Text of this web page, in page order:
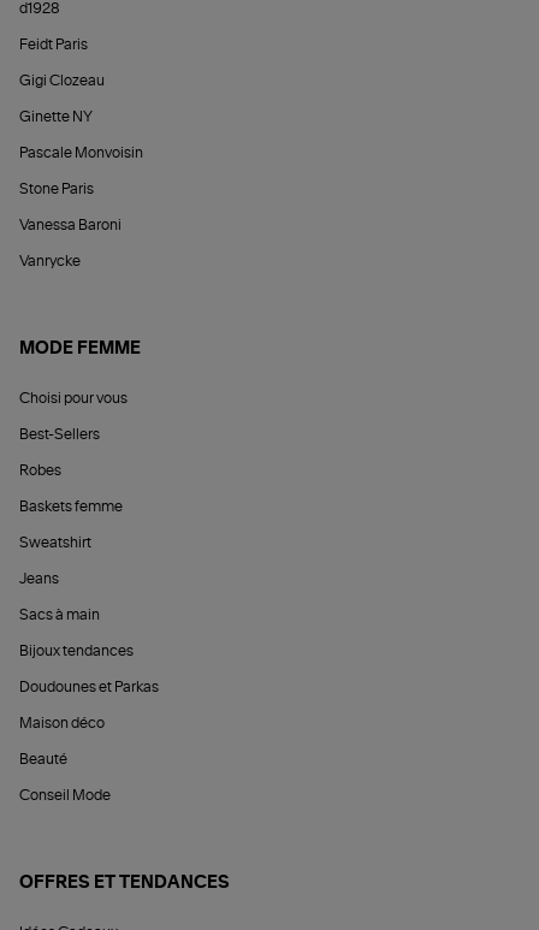
d1928
Feidt Paris
Gigi Clozeau
Ginette NY
Pascale Monvoisin
Stone Paris
Vanessa Baroni
Vanrycke
MODE FEMME
Choisi pour vous
Best-Sellers
Robes
Baskets femme
Sweatshirt
Jeans
Sacs à main
Bijoux tendances
Doudounes et Parkas
Maison déco
Beauté
Conseil Mode
OFFRES ET TENDANCES